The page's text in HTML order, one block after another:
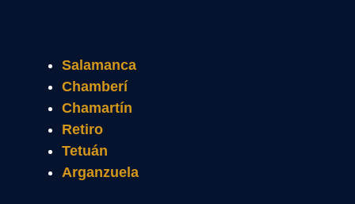
Salamanca
Chamberí
Chamartín
Retiro
Tetuán
Arganzuela